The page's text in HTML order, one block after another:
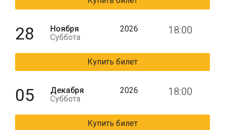
28
Ноября
Суббота
2026 18:00
Купить билет
05
Декабря
Суббота
2026 18:00
Купить билет